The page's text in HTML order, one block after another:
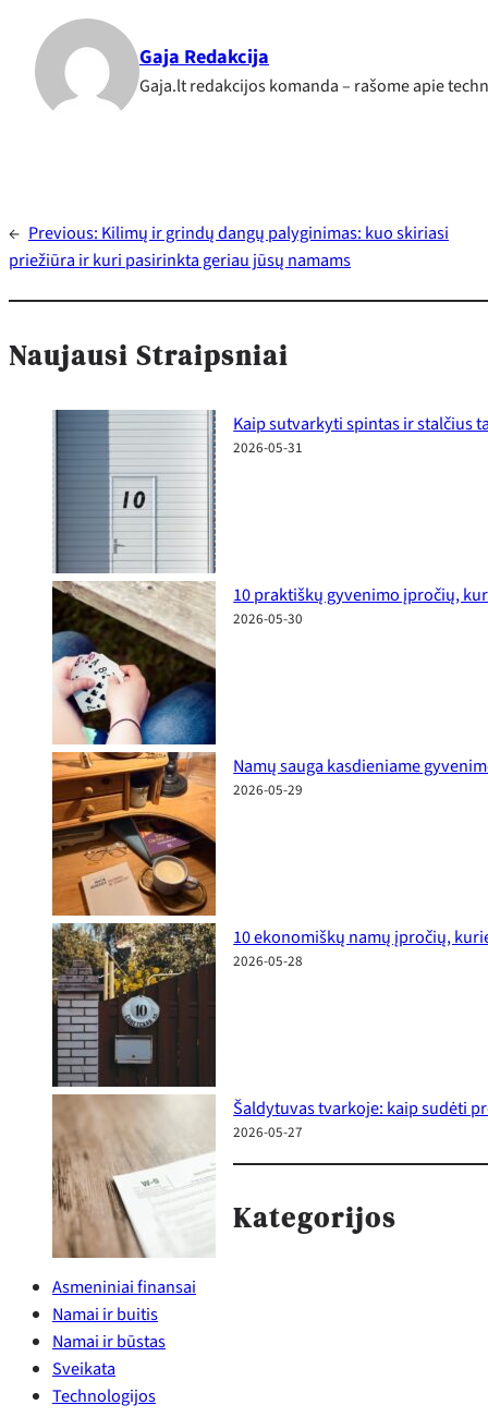
Gaja Redakcija
Gaja.lt redakcijos komanda – rašome apie
← Previous: Kilimų ir grindų dangų palyginimas: kuo skiriasi
priežiūra ir kuri pasirinkta geriau jūsų namams
Naujausi Straipsniai
Kaip sutvarkyti spintas ir stalčius
2026-05-31
10 praktiškų gyvenimo įpročių,
2026-05-30
Namų sauga kasdieniame
2026-05-29
10 ekonomiškų namų įpročių,
2026-05-28
Šaldytuvas tvarkoje: kaip sudėti
2026-05-27
Kategorijos
Asmeniniai finansai
Namai ir buitis
Namai ir būstas
Sveikata
Technologijos